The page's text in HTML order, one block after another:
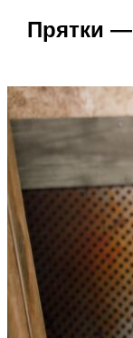
Прятки —